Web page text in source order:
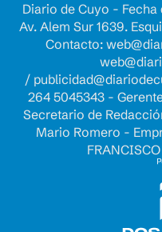
Diario de Cuyo -
Av. Alem Sur 1639.
Contacto:
/
264 5045343 -
Secretario de
Mario Romero -